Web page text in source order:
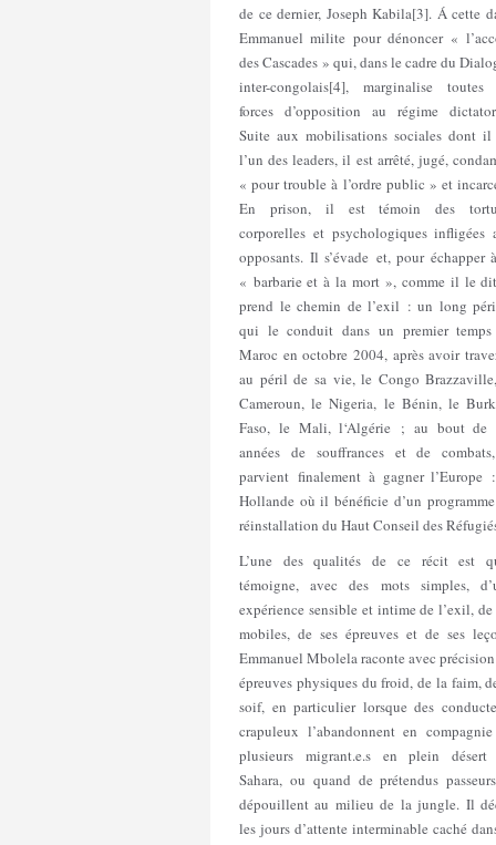
de ce dernier, Joseph Kabila[3]. Á cette
Emmanuel milite pour dénoncer «
des Cascades » qui, dans le cadre du
inter-congolais[4], marginalise toutes
forces d’opposition au régime
Suite aux mobilisations sociales dont il
l’un des leaders, il est arrêté, jugé,
« pour trouble à l’ordre public » et
En prison, il est témoin des
corporelles et psychologiques infligées
opposants. Il s’évade et, pour échapper
« barbarie et à la mort », comme il le
prend le chemin de l’exil : un long
qui le conduit dans un premier
Maroc en octobre 2004, après avoir
au péril de sa vie, le Congo
Cameroun, le Nigeria, le Bénin, le
Faso, le Mali, l‘Algérie ; au bout de
années de souffrances et de
parvient finalement à gagner l’Europe
Hollande où il bénéficie d’un
réinstallation du Haut Conseil des
L’une des qualités de ce récit est
témoigne, avec des mots simples,
expérience sensible et intime de l’exil, de
mobiles, de ses épreuves et de ses
Emmanuel Mbolela raconte avec
épreuves physiques du froid, de la faim,
soif, en particulier lorsque des
crapuleux l’abandonnent en
plusieurs migrant.e.s en plein
Sahara, ou quand de prétendus
dépouillent au milieu de la jungle. Il
les jours d’attente interminable caché